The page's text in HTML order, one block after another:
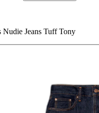
Nudie Jeans Tuff Tony